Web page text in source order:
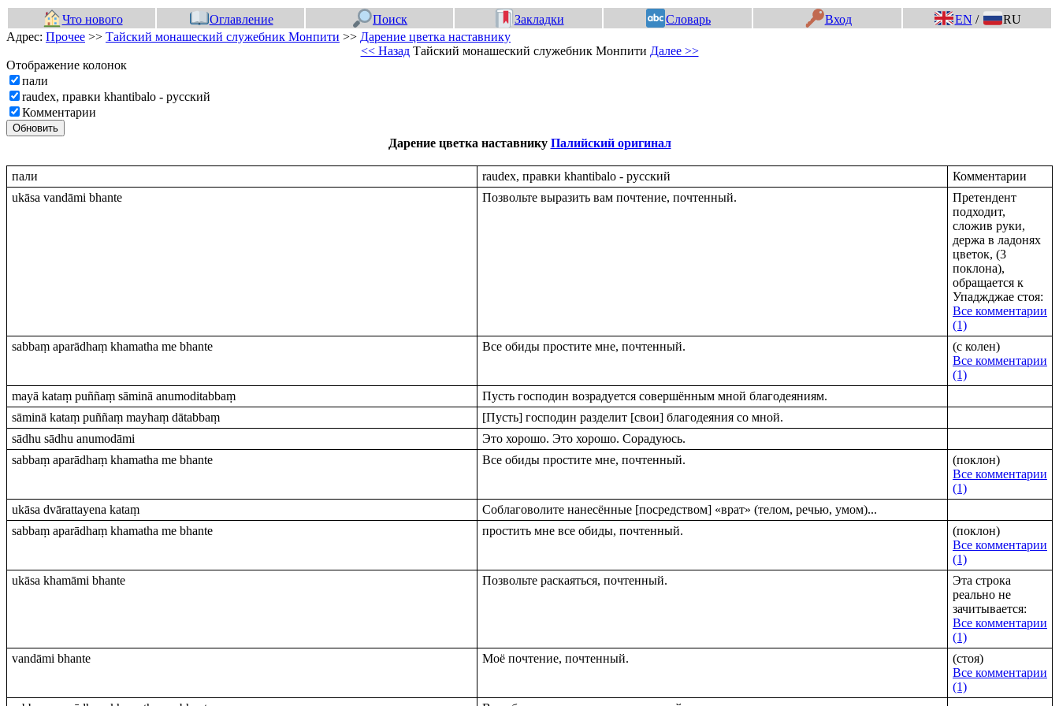
Что нового Оглавление Поиск Закладки Словарь Вход EN /
RU
Адрес: Прочее >> Тайский монашеский служебник Монпити >> Дарение цветка наставнику
<< НазадТайский монашеский служебник Монпити Далее >>
Отображение колонок
пали
raudex, правки khantibalo - русский
Комментарии
Обновить
Дарение цветка наставнику Палийский оригинал
пали raudex, правки khantibalo - русский
Комментарии
ukāsa vandāmi bhante
Позвольте выразить вам почтение, почтенный.
Претендент
подходит,
сложив руки,
держа в ладонях
цветок, (3
поклона),
обращается к
Упаджджае стоя:
Все комментарии
(1)
sabbaṃ aparādhaṃ khamatha me bhante
Все обиды простите мне, почтенный.
(с колен)
Все комментарии
(1)
mayā kataṃ puññaṃ sāminā anumoditabbaṃ
Пусть господин возрадуется совершённым мной благодеяниям.
sāminā kataṃ puññaṃ mayhaṃ dātabbaṃ
[Пусть] господин разделит [свои] благодеяния со мной.
sādhu sādhu anumodāmi
Это хорошо. Это хорошо. Сорадуюсь.
sabbaṃ aparādhaṃ khamatha me bhante
Все обиды простите мне, почтенный.
(поклон)
Все комментарии
(1)
ukāsa dvārattayena kataṃ
Соблаговолите нанесённые [посредством] «врат» (телом, речью, умом)...
sabbaṃ aparādhaṃ khamatha me bhante
простить мне все обиды, почтенный.
(поклон)
Все комментарии
(1)
ukāsa khamāmi bhante
Позвольте раскаяться, почтенный.
Эта строка
реально не
зачитывается:
Все комментарии
(1)
vandāmi bhante
Моё почтение, почтенный.
(стоя)
Все комментарии
(1)